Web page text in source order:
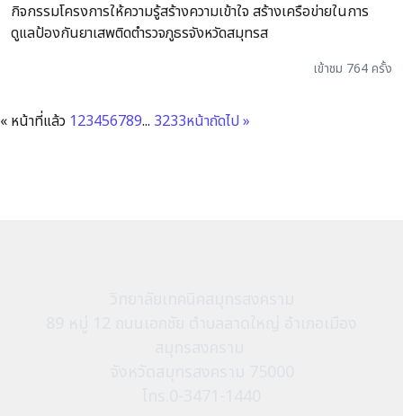
กิจกรรมโครงการให้ความรู้สร้างความเข้าใจ สร้างเครือข่ายในการ
ดูแลป้องกันยาเสพติดตำรวจภูธรจังหวัดสมุทรส
เข้าชม 764 ครั้ง
« หน้าที่แล้ว 123456789... 3233หน้าถัดไป »